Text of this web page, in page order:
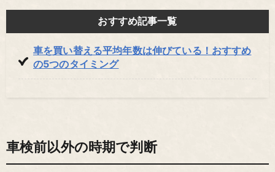
おすすめ記事一覧
車を買い替える平均年数は伸びている！おすすめ
の5つのタイミング
車検前以外の時期で判断